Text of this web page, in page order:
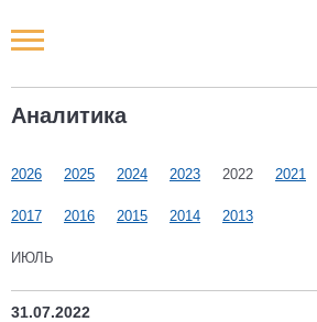
Аналитика
2026 2025 2024 2023 2022 2021
2017 2016 2015 2014 2013
ИЮЛЬ
31.07.2022
Новости РФ
Наши мероприятия
Статьи